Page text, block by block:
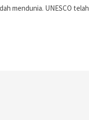
mendunia. UNESCO telah